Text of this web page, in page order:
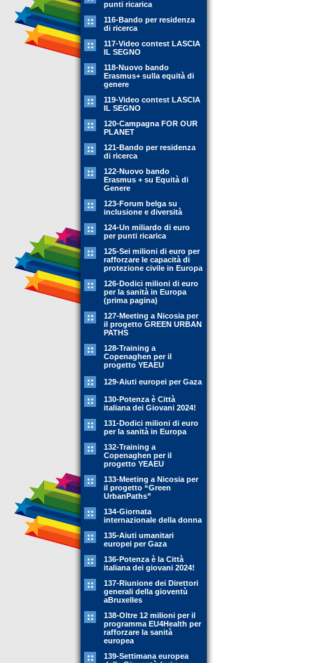
punti ricarica
116-Bando per residenza
di ricerca
117-Video contest LASCIA
IL SEGNO
118-Nuovo bando
Erasmus+ sulla equità di
genere
119-Video contest LASCIA
IL SEGNO
120-Campagna FOR OUR
PLANET
121-Bando per residenza
di ricerca
122-Nuovo bando
Erasmus + su Equità di
Genere
123-Forum belga su
inclusione e diversità
124-Un miliardo di euro
per punti ricarica
125-Sei milioni di euro per
rafforzare le capacità di
protezione civile in Europa
126-Dodici milioni di euro
per la sanità in Europa
(prima pagina)
127-Meeting a Nicosia per
il progetto GREEN URBAN
PATHS
128-Training a
Copenaghen per il
progetto YEAEU
129-Aiuti europei per Gaza
130-Potenza è Città
italiana dei Giovani 2024!
131-Dodici milioni di euro
per la sanità in Europa
132-Training a
Copenaghen per il
progetto YEAEU
133-Meeting a Nicosia per
il progetto “Green
UrbanPaths”
134-Giornata
internazionale della donna
135-Aiuti umanitari
europei per Gaza
136-Potenza è la Città
italiana dei giovani 2024!
137-Riunione dei Direttori
generali della gioventù
aBruxelles
138-Oltre 12 milioni per il
programma EU4Health per
rafforzare la sanità
europea
139-Settimana europea